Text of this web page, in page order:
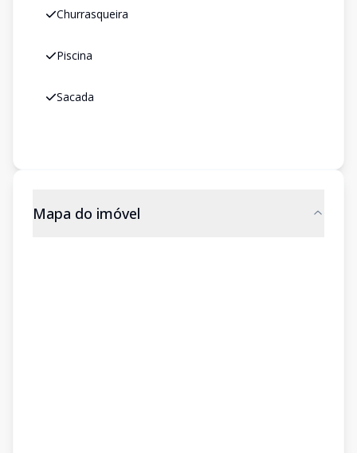
Churrasqueira
Piscina
Sacada
Mapa do imóvel